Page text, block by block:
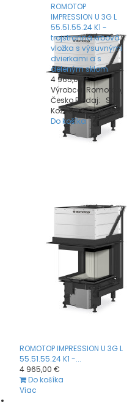
ROMOTOP
IMPRESSION U 3G L
55.51.55.24 K1 -
trojstranná krbová
vložka s výsuvnými
dvierkami a s
deleným sklom
4 965,00 €
Výrobca: Romotop,
Česko Predaj: Styl
Kozvan, Slovensko
Do košíka
ROMOTOP IMPRESSION U 3G L
55.51.55.24 K1 -...
4 965,00 €
Do košíka
Viac